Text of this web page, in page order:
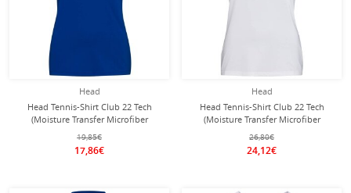
Head
Head Tennis-Shirt Club 22 Tech
(Moisture Transfer Microfiber
Technologie) royalblau Damen
19,85€
17,86€
Head
Head Tennis-Shirt Club 22 Tech
(Moisture Transfer Microfiber
Technologie) weiss/dunkelblau
Damen
26,80€
24,12€